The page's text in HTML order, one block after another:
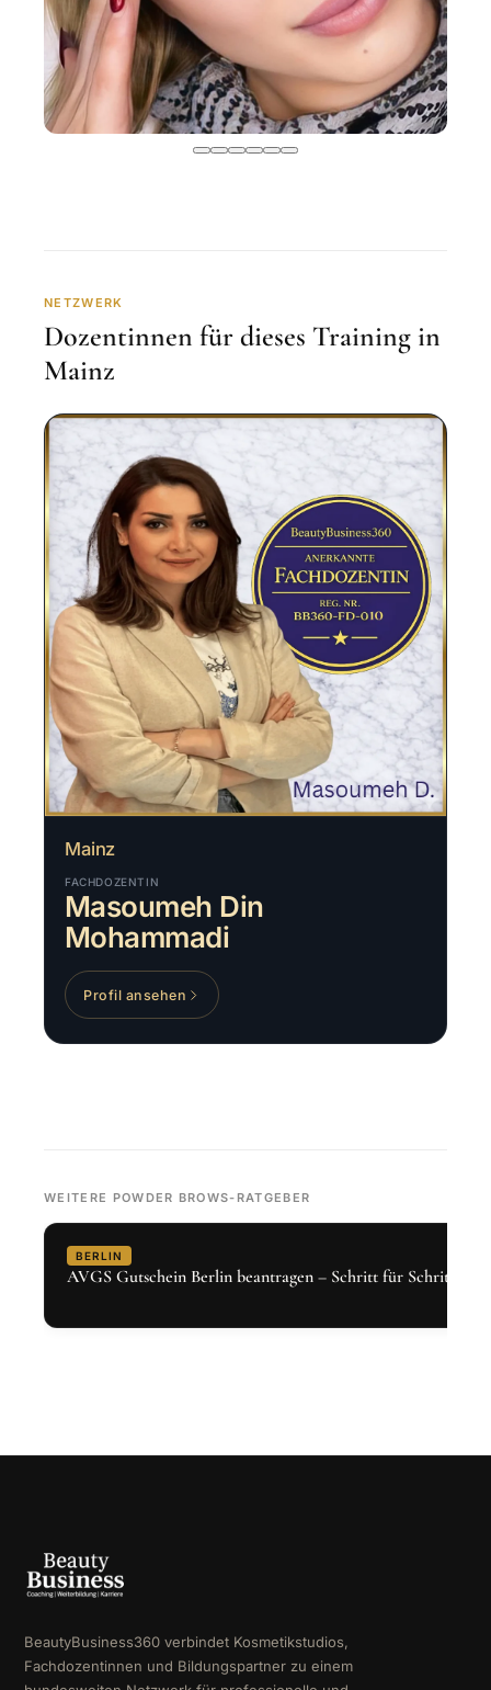
NETZWERK
Dozentinnen für dieses Training in
Mainz
Mainz
FACHDOZENTIN
Masoumeh Din
Mohammadi
Profil ansehen
WEITERE POWDER BROWS-RATGEBER
BERLIN
AVGS Gutschein Berlin beantragen – Schritt für Schritt 2026
BeautyBusiness360 verbindet Kosmetikstudios,
Fachdozentinnen und Bildungspartner zu einem